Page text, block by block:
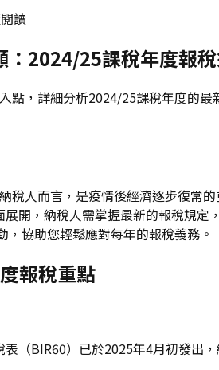
讀
：2024/25課稅年度報
點，詳細分析2024/25課稅年度的
稅人而言，是疫情後經濟逐步復常
開，納稅人需掌握最新的報稅規
，協助您輕鬆應對每年的報稅義務。
報稅重點
（BIR60）已於2025年4月初發出